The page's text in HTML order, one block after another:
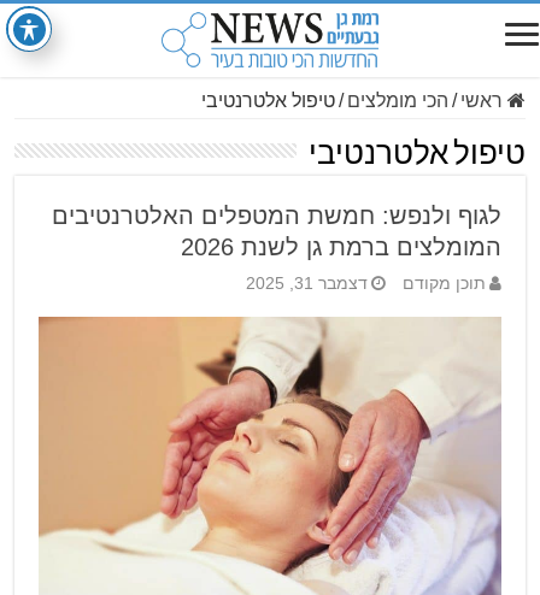
ראשי / הכי מומלצים /טיפול אלטרנטיבי
טיפול אלטרנטיבי
לגוף ולנפש: חמשת המטפלים האלטרנטיבים
המומלצים ברמת גן לשנת 2026
תוכן מקודם דצמבר 31, 2025